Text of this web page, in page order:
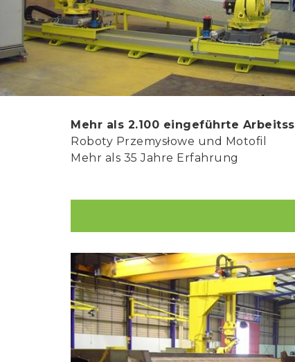
Mehr als 2.100 eingeführte
Roboty Przemysłowe und Motofil
Mehr als 35 Jahre Erfahrung